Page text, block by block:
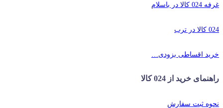
غرفه 024 کالا در باسلام
024 کالا در ترب
خرید اقساطی بزودی…
راهنمای خرید از 024 کالا
نحوه ثبت سفارش